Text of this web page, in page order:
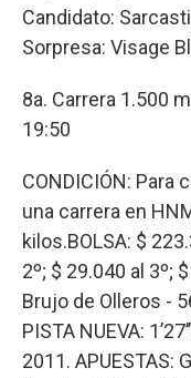
Candidato:
Sorpresa: Visage
8a. Carrera 1.500
19:50
CONDICIÓN: Para
una carrera en
kilos.BOLSA: $
2º; $ 29.040 al 3º; $
Brujo de Olleros -
PISTA NUEVA:
2011. APUESTAS: